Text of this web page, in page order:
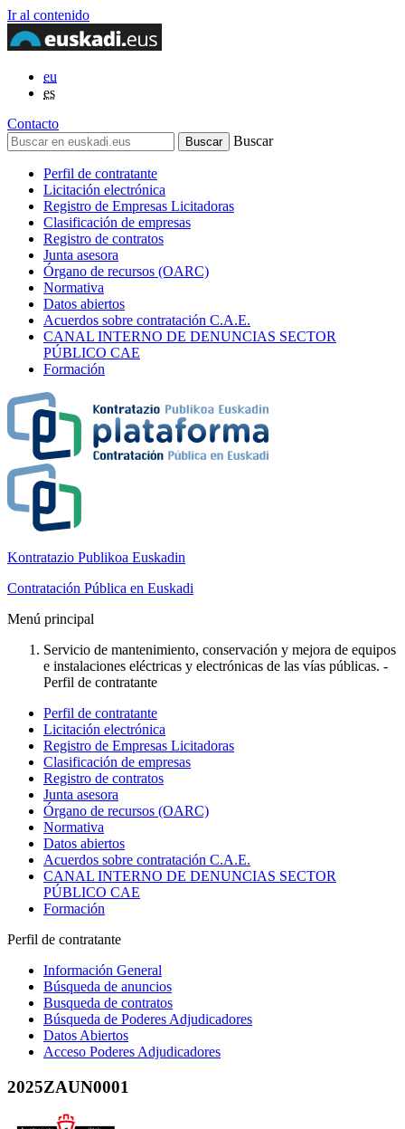
Ir al contenido
eu
es
Contacto
Buscar
Perfil de contratante
Licitación electrónica
Registro de Empresas Licitadoras
Clasificación de empresas
Registro de contratos
Junta asesora
Órgano de recursos (OARC)
Normativa
Datos abiertos
Acuerdos sobre contratación C.A.E.
CANAL INTERNO DE DENUNCIAS SECTOR
PÚBLICO CAE
Formación
Kontratazio Publikoa Euskadin
Contratación Pública en Euskadi
Menú principal
Servicio de mantenimiento, conservación y mejora de equipos
e instalaciones eléctricas y electrónicas de las vías públicas. -
Perfil de contratante
Perfil de contratante
Licitación electrónica
Registro de Empresas Licitadoras
Clasificación de empresas
Registro de contratos
Junta asesora
Órgano de recursos (OARC)
Normativa
Datos abiertos
Acuerdos sobre contratación C.A.E.
CANAL INTERNO DE DENUNCIAS SECTOR
PÚBLICO CAE
Formación
Perfil de contratante
Información General
Búsqueda de anuncios
Busqueda de contratos
Búsqueda de Poderes Adjudicadores
Datos Abiertos
Acceso Poderes Adjudicadores
2025ZAUN0001